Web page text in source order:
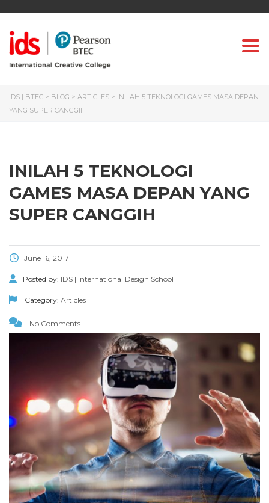
IDS | BTEC > BLOG > ARTICLES > INILAH 5 TEKNOLOGI GAMES MASA DEPAN
YANG SUPER CANGGIH
INILAH 5 TEKNOLOGI
GAMES MASA DEPAN YANG
SUPER CANGGIH
June 16, 2017
Posted by: IDS | International Design School
Category: Articles
No Comments